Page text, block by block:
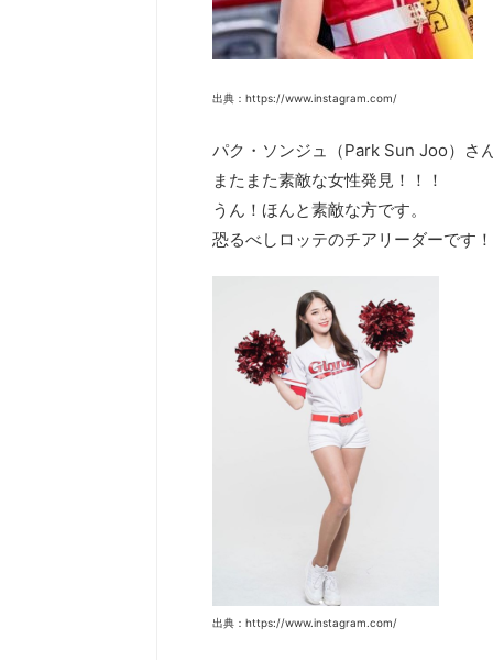
出典：https://www.instagram.com/
パク・ソンジュ（Park Sun Joo）さ
またまた素敵な女性発見！！！
うん！ほんと素敵な方です。
恐るべしロッテのチアリーダーです！
出典：https://www.instagram.com/